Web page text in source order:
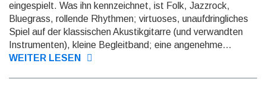
eingespielt. Was ihn kenn­zeichnet, ist Folk, Jazzrock,
Bluegrass, rollende Rhythmen; virtuoses, unauf­dring­liches
Spiel auf der klassi­schen Akustik­gitarre (und verwandten
Instru­menten), kleine Begleitband; eine angenehme...
WEITER LESEN